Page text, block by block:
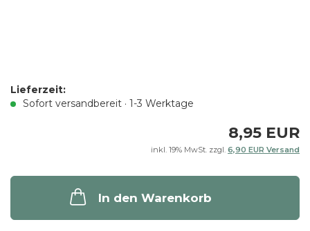
Lieferzeit:
Sofort versandbereit · 1-3 Werktage
8,95 EUR
inkl. 19% MwSt. zzgl. 6,90 EUR Versand
In den Warenkorb